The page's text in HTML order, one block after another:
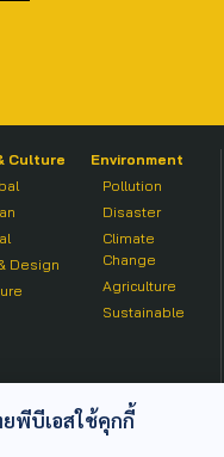
Culture
Design
Environment
Pollution
Disaster
Climate
Change
Agriculture
Sustainable
พีบีเอสใช้คุกกี้